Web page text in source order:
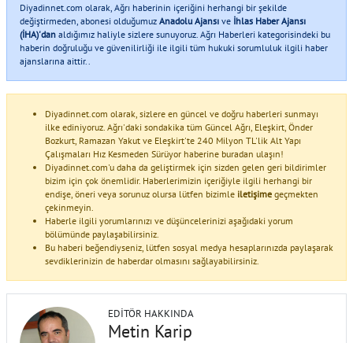
Diyadinnet.com olarak, Ağrı haberinin içeriğini herhangi bir şekilde
değiştirmeden, abonesi olduğumuz Anadolu Ajansı ve İhlas Haber Ajansı
(İHA)'dan aldığımız haliyle sizlere sunuyoruz. Ağrı Haberleri kategorisindeki bu
haberin doğruluğu ve güvenilirliği ile ilgili tüm hukuki sorumluluk ilgili haber
ajanslarına aittir..
Diyadinnet.com olarak, sizlere en güncel ve doğru haberleri sunmayı
ilke ediniyoruz. Ağrı'daki sondakika tüm Güncel Ağrı, Eleşkirt, Önder
Bozkurt, Ramazan Yakut ve Eleşkirt'te 240 Milyon TL'lik Alt Yapı
Çalışmaları Hız Kesmeden Sürüyor haberine buradan ulaşın!
Diyadinnet.com'u daha da geliştirmek için sizden gelen geri bildirimler
bizim için çok önemlidir. Haberlerimizin içeriğiyle ilgili herhangi bir
endişe, öneri veya sorunuz olursa lütfen bizimle iletişime geçmekten
çekinmeyin.
Haberle ilgili yorumlarınızı ve düşüncelerinizi aşağıdaki yorum
bölümünde paylaşabilirsiniz.
Bu haberi beğendiyseniz, lütfen sosyal medya hesaplarınızda paylaşarak
sevdiklerinizin de haberdar olmasını sağlayabilirsiniz.
EDITÖR HAKKINDA
Metin Karip